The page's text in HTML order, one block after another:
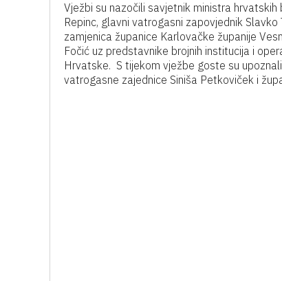
Vježbi su nazočili savjetnik ministra
Repinc, glavni vatrogasni zapovjednik
zamjenica županice Karlovačke županije
Fočić uz predstavnike brojnih institucija i
Hrvatske. S tijekom vježbe goste su
vatrogasne zajednice Siniša Petkoviček i